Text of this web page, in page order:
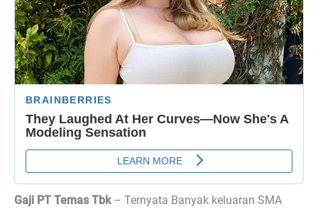
Gaji PT Temas Tbk– Ternyata Banyak keluaran SMA